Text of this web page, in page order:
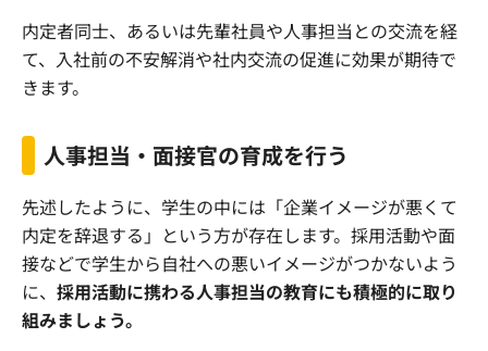
内定者同士、あるいは先輩社員や人事担当との交流を経
て、入社前の不安解消や社内交流の促進に効果が期待で
きます。
人事担当・面接官の育成を行う
先述したように、学生の中には「企業イメージが悪くて
内定を辞退する」という方が存在します。採用活動や面
接などで学生から自社への悪いイメージがつかないよう
に、 採用活動に携わる人事担当の教育にも積極的に取り
組みましょう。